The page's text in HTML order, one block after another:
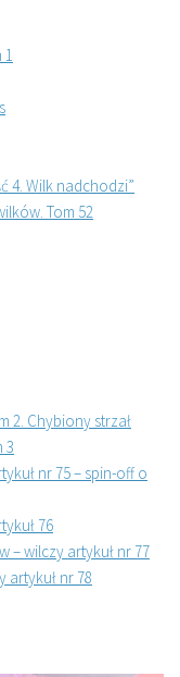
1
4. Wilk nadchodzi”
Tom 52
2. Chybiony strzał
3
nr 75 – spin-off o
76
– wilczy artykuł nr 77
artykuł nr 78